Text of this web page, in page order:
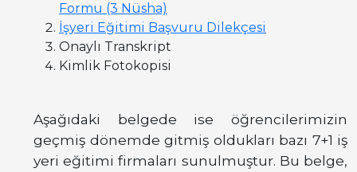
Formu (3 Nüsha)
İşyeri Eğitimi Başvuru Dilekçesi
Onaylı Transkript
Kimlik Fotokopisi
Aşağıdaki belgede ise öğrencilerimizin
geçmiş dönemde gitmiş oldukları bazı 7+1 iş
yeri eğitimi firmaları sunulmuştur. Bu belge,